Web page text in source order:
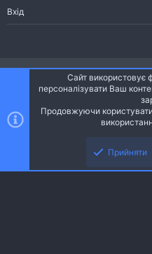
Вхід
Ніч
Українська (UA)
S
Community platform by XenForo® ©
Community platform by XenForo ©
Сайт використовує
персоналізувати Ваш
Продовжуючи
Прийняти